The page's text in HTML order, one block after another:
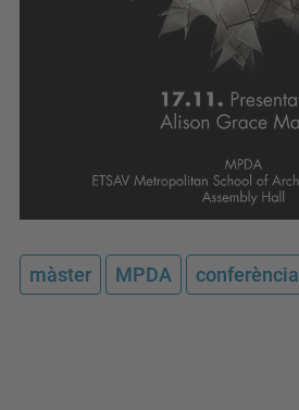
màster MPDA conferència